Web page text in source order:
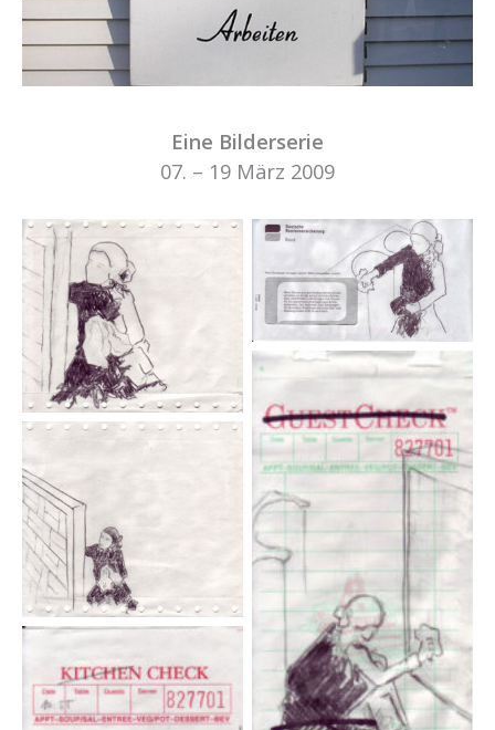
Eine Bilderserie
07. – 19 März 2009